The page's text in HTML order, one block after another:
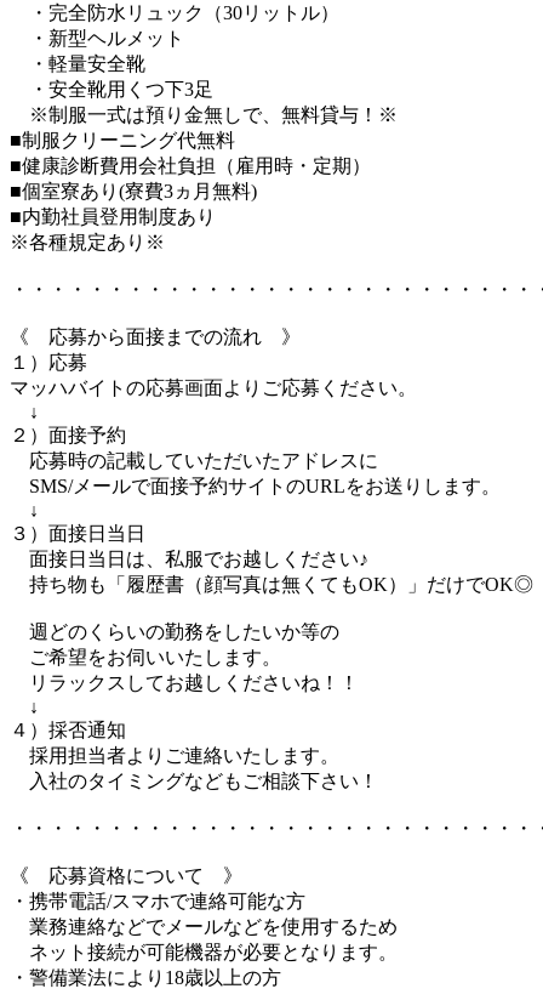
・完全防水リュック（30リットル）
・新型ヘルメット
・軽量安全靴
・安全靴用くつ下3足
※制服一式は預り金無しで、無料貸与！※
■制服クリーニング代無料
■健康診断費用会社負担（雇用時・定期）
■個室寮あり(寮費3ヵ月無料)
■内勤社員登用制度あり
※各種規定あり※
・・・・・・・・・・・・・・・・・・・・・・・・・・・
《 応募から面接までの流れ 》
１）応募
マッハバイトの応募画面よりご応募ください。
↓
２）面接予約
応募時の記載していただいたアドレスに
SMS/メールで面接予約サイトのURLをお送りします。
↓
３）面接日当日
面接日当日は、私服でお越しください♪
持ち物も「履歴書（顔写真は無くてもOK）」だけでOK◎
週どのくらいの勤務をしたいか等の
ご希望をお伺いいたします。
リラックスしてお越しくださいね！！
↓
４）採否通知
採用担当者よりご連絡いたします。
入社のタイミングなどもご相談下さい！
・・・・・・・・・・・・・・・・・・・・・・・・・・・
《 応募資格について 》
・携帯電話/スマホで連絡可能な方
業務連絡などでメールなどを使用するため
ネット接続が可能機器が必要となります。
・警備業法により18歳以上の方